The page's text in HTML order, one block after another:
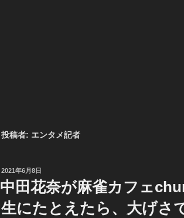
投稿者: エンタメ記者
投
稿
日:
2021年6月8日
中田花奈が麻雀カフェ
生にたとえたら、大げさ